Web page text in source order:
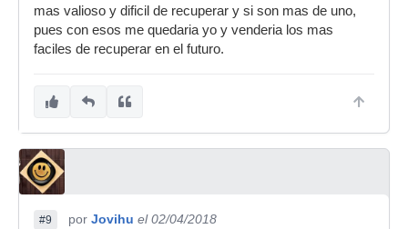
mas valioso y dificil de recuperar y si son mas de uno,
pues con esos me quedaria yo y venderia los mas
faciles de recuperar en el futuro.
#9 por Jovihu el 02/04/2018